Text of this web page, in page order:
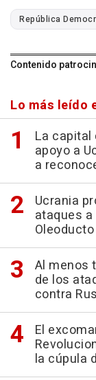
República
Contenido
Lo más leído
La capital
apoyo a
a
Ucrania
ataques
Al menos
de los
contra
El
la cúpula